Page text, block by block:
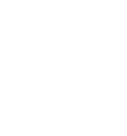
könnt. Leider
noch in der Erde
6. Generation